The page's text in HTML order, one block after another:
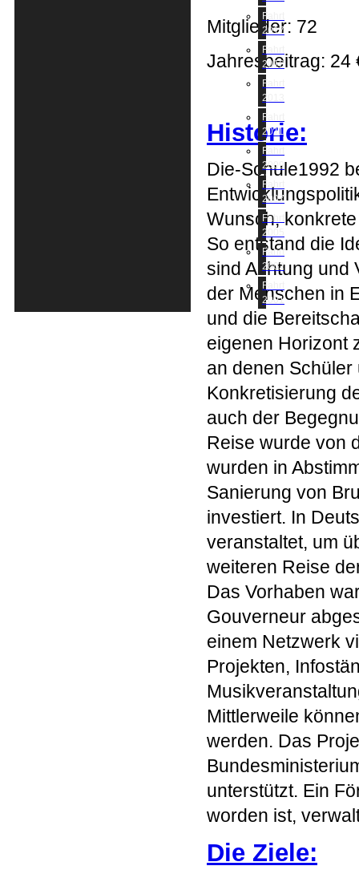
Mitglieder: 72
Jahresbeitrag: 24
Historie:
Die-Schule1992
Wunsch,
So entstand die
sind Achtung und
der Menschen in
und die
eigenen Horizont
an denen
Konkretisierung
auch der
Reise wurde von
wurden in
Sanierung von
investiert. In
veranstaltet, um
weiteren Reise
Das Vorhaben
Gouverneur
einem Netzwerk
Projekten,
Mittlerweile
werden. Das
unterstützt. Ein
worden ist,
Die Ziele:
Fahrt
2017
Fahrt
2016
Fahrt
2013
Fahrt
2011
Fahrt
2009
Fahrt
2007
Fahrt
2005
Fahrt
2002
Fahrt
2001